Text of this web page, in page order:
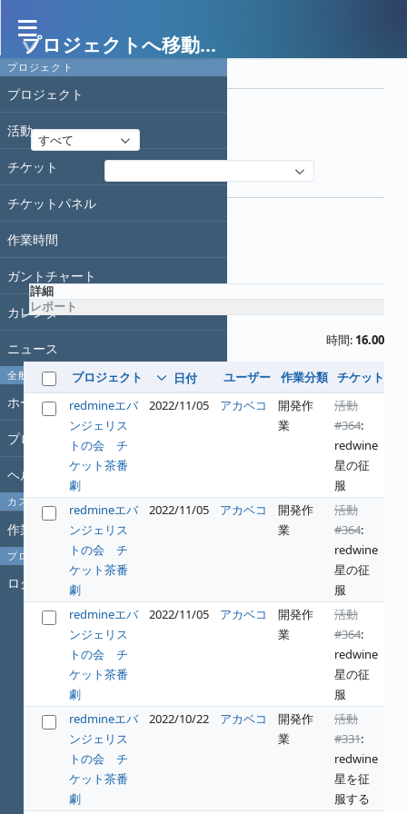
プロジェクト
プロジェクト
活動
チケット
チケットパネル
作業時間
ガントチャート
カレンダー
ニュース
全般
ホーム
プロジェクト
ヘルプ
カスタムクエリ
作業時間
プロフィール
ログイン
プロジェクトへ移動...
作業時間
フィルタ
すべて
フィルタ追加
オプション
適用
詳細
レポート
時間: 16.00
プロジェクト 日付 ユーザー 作業分類 チケット
redmineエバ
ンジェリス
トの会 チ
ケット茶番
劇
2022/11/05 アカベコ
開発作
業
活動
#364:
redwine
星の征
服
redmineエバ
ンジェリス
トの会 チ
ケット茶番
劇
2022/11/05 アカベコ
開発作
業
活動
#364:
redwine
星の征
服
redmineエバ
ンジェリス
トの会 チ
ケット茶番
劇
2022/11/05 アカベコ
開発作
業
活動
#364:
redwine
星の征
服
redmineエバ
ンジェリス
トの会 チ
ケット茶番
劇
2022/10/22 アカベコ
開発作
業
活動
#331:
redwine
星を征
服する